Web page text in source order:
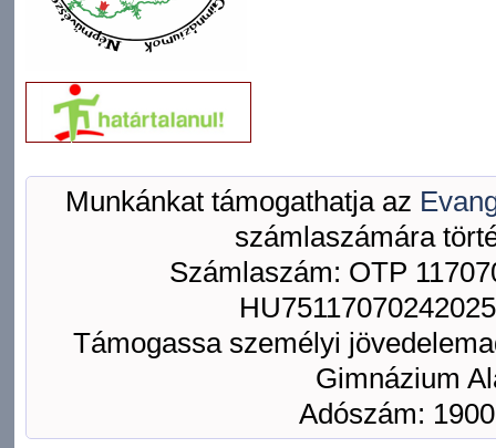
Munkánkat támogathatja az
számlaszámára
Számlaszám: OTP
Támogassa személyi
Gimnázium
Adószám: